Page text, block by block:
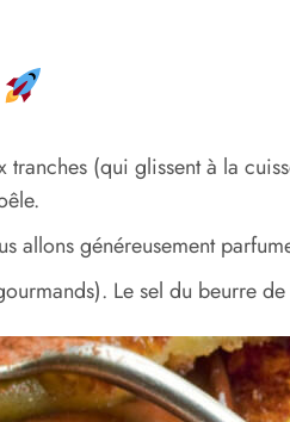
(qui glissent à la
allons généreusement
Le sel du beurre